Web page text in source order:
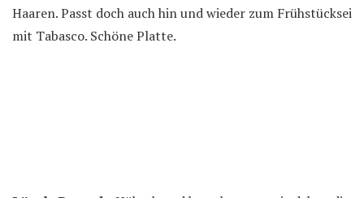
Haaren. Passt doch auch hin und wieder zum Frühstücksei
mit Tabasco. Schöne Platte.